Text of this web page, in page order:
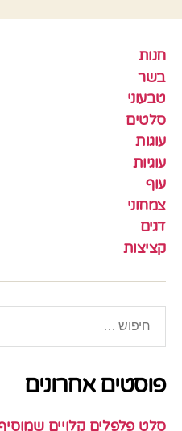
חנות
בשר
טבעוני
סלטים
עוגות
עוגיות
עוף
צמחוני
דגים
קציצות
פוסטים אחרונים
סלט פלפלים קלויים